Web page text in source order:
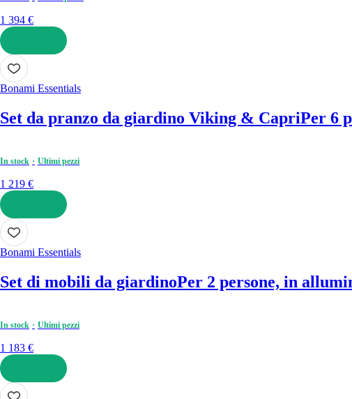
1 394 €
AGGIUNGI
Bonami Essentials
Set da pranzo da giardino Viking & CapriPer 6
In stock Ultimi pezzi
1 219 €
AGGIUNGI
Bonami Essentials
Set di mobili da giardinoPer 2 persone, in
In stock Ultimi pezzi
1 183 €
AGGIUNGI